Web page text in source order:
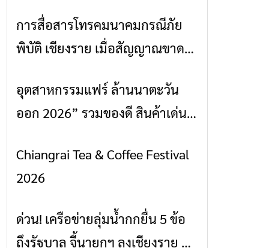
ข่าวเชียงราย
การสื่อสารโทรคมนาคมกรณีภัย
พิบัติ เชียงราย เมื่อสัญญาณขาด
ข่าวเชียงราย
อุตสาหกรรมแฟร์ ล้านนาตะวัน
ออก 2026” รวมของดี สินค้าเด่น
เชียงราย พะเยา แพร่ และน่าน
พร้อมชมคอนเสิร์ตจากศิลปินชื่อ
ข่าวเชียงราย
Chiangrai Tea & Coffee Festival
2026
ข่าวเชียงราย
ด่วน! เครือข่ายลุ่มน้ำกกยื่น 5 ข้อ
ถึงรัฐบาล จี้นายกฯ ลงเชียงราย แก้